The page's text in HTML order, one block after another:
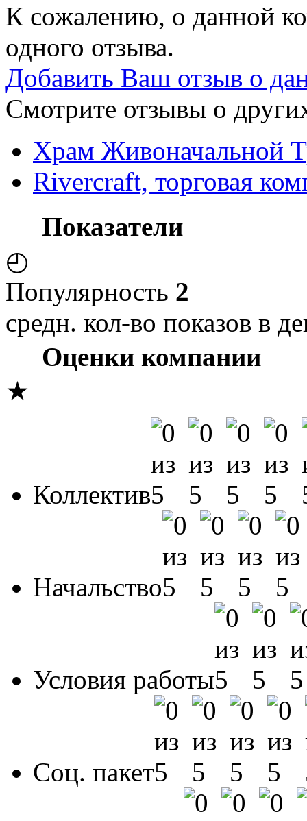
К сожалению, о данной
одного отзыва.
Добавить Ваш отзыв о
Смотрите отзывы о
Храм Живоначальной
Rivercraft, торговая
Показатели
◴
Популярность 2
средн. кол-во показов в
Оценки компании
★
Коллектив
Начальство
Условия работы
Соц. пакет